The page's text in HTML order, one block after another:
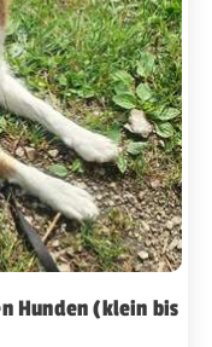
Hunden (klein bis